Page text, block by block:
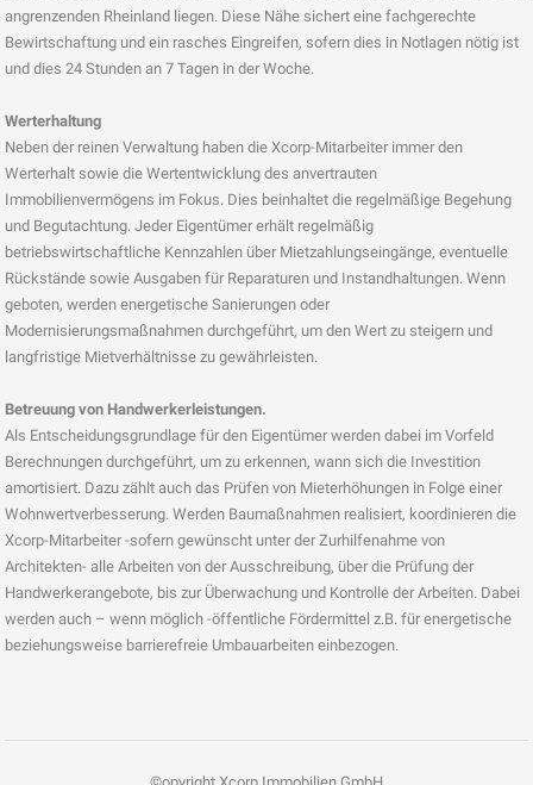
angrenzenden Rheinland liegen. Diese Nähe sichert eine fachgerechte
Bewirtschaftung und ein rasches Eingreifen, sofern dies in Notlagen nötig ist
und dies 24 Stunden an 7 Tagen in der Woche.
Werterhaltung
Neben der reinen Verwaltung haben die Xcorp-Mitarbeiter immer den
Werterhalt sowie die Wertentwicklung des anvertrauten
Immobilienvermögens im Fokus. Dies beinhaltet die regelmäßige Begehung
und Begutachtung. Jeder Eigentümer erhält regelmäßig
betriebswirtschaftliche Kennzahlen über Mietzahlungseingänge, eventuelle
Rückstände sowie Ausgaben für Reparaturen und Instandhaltungen. Wenn
geboten, werden energetische Sanierungen oder
Modernisierungsmaßnahmen durchgeführt, um den Wert zu steigern und
langfristige Mietverhältnisse zu gewährleisten.
Betreuung von Handwerkerleistungen.
Als Entscheidungsgrundlage für den Eigentümer werden dabei im Vorfeld
Berechnungen durchgeführt, um zu erkennen, wann sich die Investition
amortisiert. Dazu zählt auch das Prüfen von Mieterhöhungen in Folge einer
Wohnwertverbesserung. Werden Baumaßnahmen realisiert, koordinieren die
Xcorp-Mitarbeiter -sofern gewünscht unter der Zurhilfenahme von
Architekten- alle Arbeiten von der Ausschreibung, über die Prüfung der
Handwerkerangebote, bis zur Überwachung und Kontrolle der Arbeiten. Dabei
werden auch – wenn möglich -öffentliche Fördermittel z.B. für energetische
beziehungsweise barrierefreie Umbauarbeiten einbezogen.